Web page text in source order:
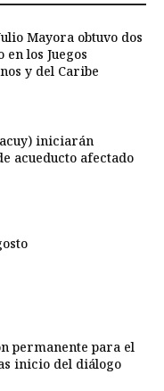
Mayora obtuvo dos
los Juegos
y del Caribe
iniciarán
acueducto afectado
permanente para el
inicio del diálogo